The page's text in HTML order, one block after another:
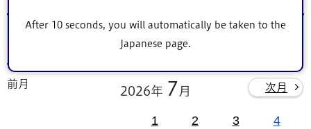
After 10 seconds, you will automatically be taken to the
Japanese page.
2026年7月8日（水）のイベント
前月
2026年 7 月 次月
1 2 3
4